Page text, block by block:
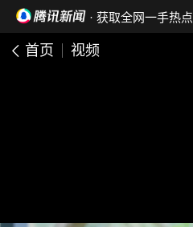
· 获取全网一手热点
首页 视频